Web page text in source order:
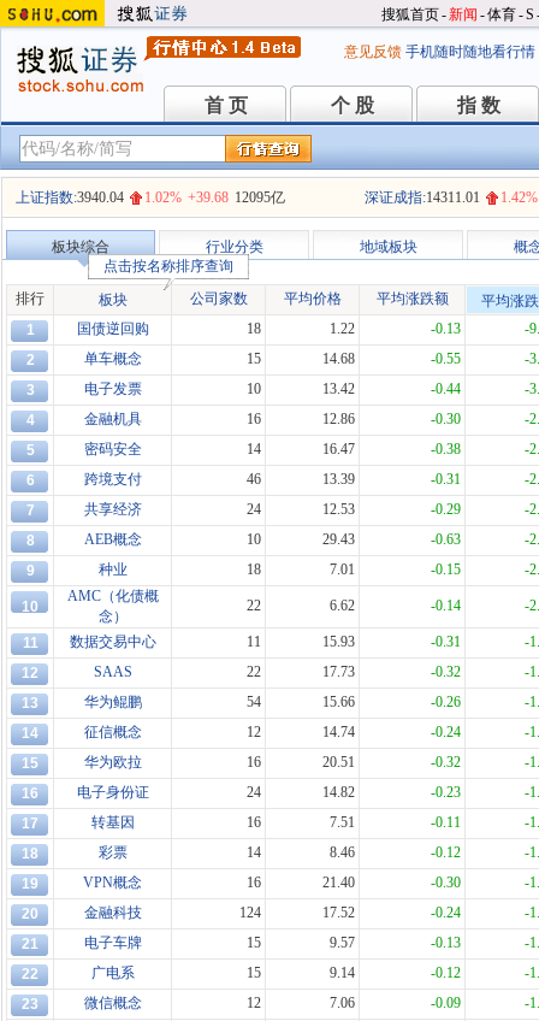
搜狐首页-新闻 -体育-S
意见反馈 手机随时随地看行情
首 页
首 页 个 股
个 股 指 数
指 数
上证指数:3940.04 1.02% +39.68 12095亿 深证成指:14311.01 1.42%
板块综合 行业分类 地域板块 概
排行 板块
点击按名称排序查询
公司家数
平均价格 平均涨跌额
平均涨
1
国债逆回购 18 1.22 -0.13
-
2
单车概念 15 14.68 -0.55
-
3
电子发票 10 13.42 -0.44
-
4
金融机具 16 12.86 -0.30
-
5
密码安全 14 16.47 -0.38
-
6
跨境支付 46 13.39 -0.31
-
7
共享经济 24 12.53 -0.29
-
8
AEB概念 10 29.43 -0.63
-
9
种业 18 7.01 -0.15 -
10
AMC（化债概
念）
22 6.62 -0.14 -
11 数据交易中心 11 15.93 -0.31
-
12
SAAS 22 17.73 -0.32
-
13
华为鲲鹏 54 15.66 -0.26
-
14
征信概念 12 14.74 -0.24
-
15
华为欧拉 16 20.51 -0.32
-
16
电子身份证 24 14.82 -0.23
-
17
转基因 16 7.51 -0.11
-
18
彩票 14 8.46 -0.12
-
19
VPN概念 16 21.40 -0.30
-
20
金融科技 124 17.52 -0.24
-
21
电子车牌 15 9.57 -0.13
-
22
广电系 15 9.14 -0.12
-
23
微信概念 12 7.06 -0.09
-